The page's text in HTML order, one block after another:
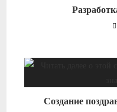
Создание